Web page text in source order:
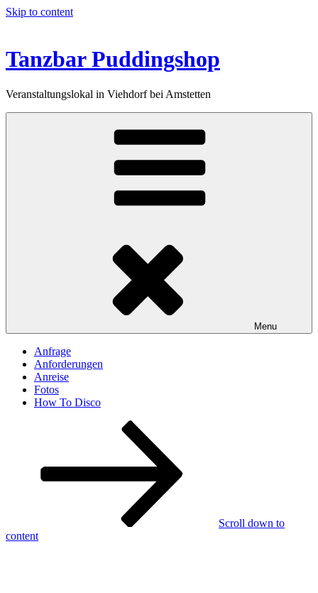
Skip to content
Tanzbar Puddingshop
Veranstaltungslokal in Viehdorf bei Amstetten
Menu
Anfrage
Anforderungen
Anreise
Fotos
How To Disco
Scroll down to
content